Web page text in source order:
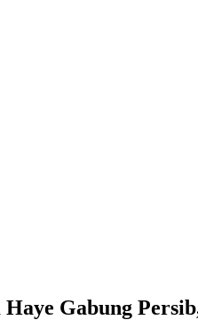
Gabung